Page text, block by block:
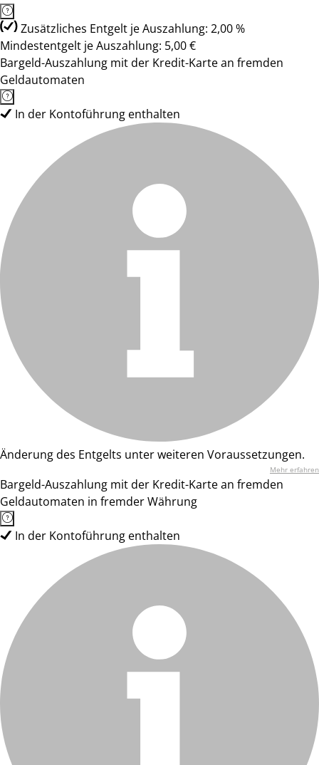
Zusätzliches Entgelt je Auszahlung: 2,00 %
Mindestentgelt je Auszahlung: 5,00 €
Bargeld-Auszahlung mit der Kredit-Karte an fremden
Geldautomaten
In der Kontoführung enthalten
Änderung des Entgelts unter weiteren Voraussetzungen.
Mehr erfahren
Bargeld-Auszahlung mit der Kredit-Karte an fremden
Geldautomaten in fremder Währung
In der Kontoführung enthalten